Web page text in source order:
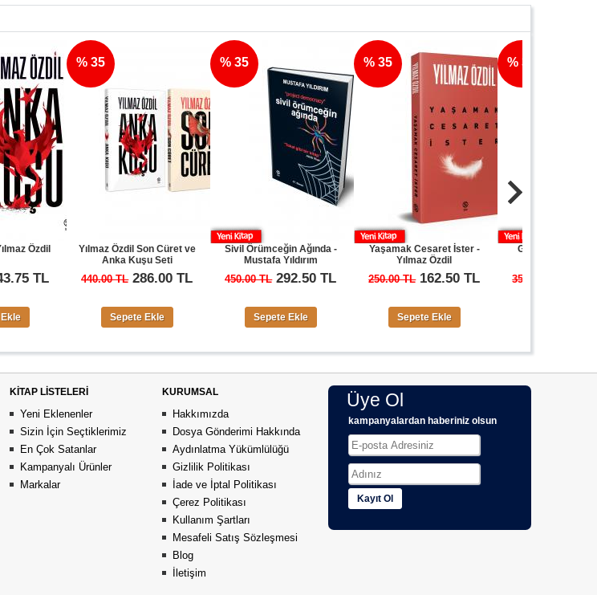
Yılmaz Özdil Son Cüret ve
Anka Kuşu Seti
440.00 TL 286.00 TL
% 35
Sepete Ekle
Sivil Örümceğin Ağında -
Mustafa Yıldırım
450.00 TL 292.50 TL
Sepete Ekle
Yaşamak Cesaret İster -
Yılmaz Özdil
250.00 TL 162.50 TL
Sepete Ekle
Gaslight - Yılmaz Özdil
350.00 TL 227.50 TL
% 35
KİTAP LİSTELERİ
Yeni Eklenenler
Sizin İçin Seçtiklerimiz
En Çok Satanlar
Kampanyalı Ürünler
Markalar
KURUMSAL
Hakkımızda
Dosya Gönderimi Hakkında
Aydınlatma Yükümlülüğü
Gizlilik Politikası
İade ve İptal Politikası
Çerez Politikası
Kullanım Şartları
Mesafeli Satış Sözleşmesi
Blog
İletişim
Üye Ol
kampanyalardan haberiniz olsun
Kayıt Ol